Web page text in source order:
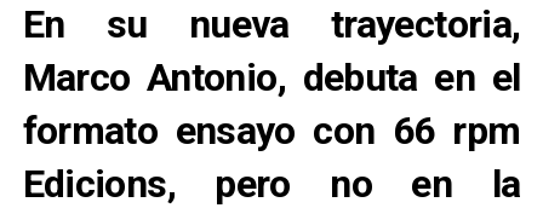
En su nueva trayectoria,
Marco Antonio, debuta en el
formato ensayo con 66 rpm
Edicions, pero no en la